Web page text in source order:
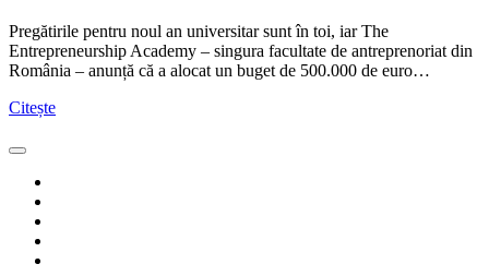
Pregătirile pentru noul an universitar sunt în toi, iar The
Entrepreneurship Academy – singura facultate de antreprenoriat din
România – anunță că a alocat un buget de 500.000 de euro…
Citește